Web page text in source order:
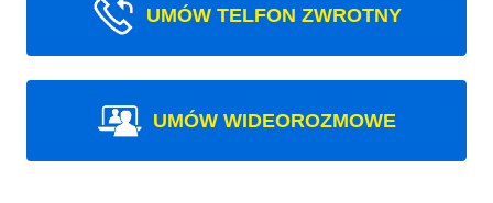
UMÓW TELFON ZWROTNY
UMÓW WIDEOROZMOWE